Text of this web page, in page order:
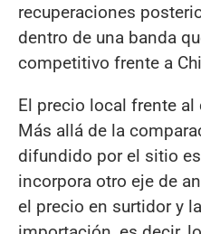
recuperaciones
dentro de una banda
competitivo frente a
El precio local frente
Más allá de la
difundido por el sitio
incorpora otro eje de
el precio en surtidor y